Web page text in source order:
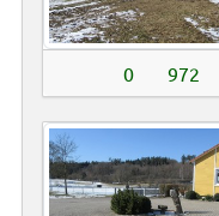
0 972